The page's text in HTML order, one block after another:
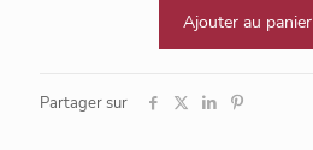
Berger,
Cristal
Ajouter au panier
Partager sur